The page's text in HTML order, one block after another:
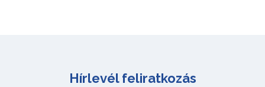
Hírlevél feliratkozás